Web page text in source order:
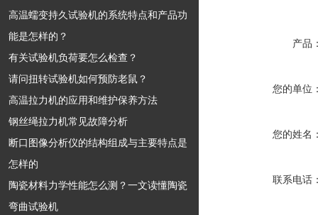
高温蠕变持久试验机的系统特点和产品功
能是怎样的？
有关试验机负荷要怎么检查？
请问扭转试验机如何预防老鼠？
高温拉力机的应用和维护保养方法
钢丝绳拉力机常见故障分析
断口图像分析仪的结构组成与主要特点是
怎样的
陶瓷材料力学性能怎么测？一文读懂陶瓷
弯曲试验机
产品
您的单位
您的姓名
联系电话